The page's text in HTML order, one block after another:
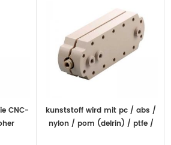
CNC-
kunststoff wird mit pc / abs /
nylon / pom (delrin) / ptfe /